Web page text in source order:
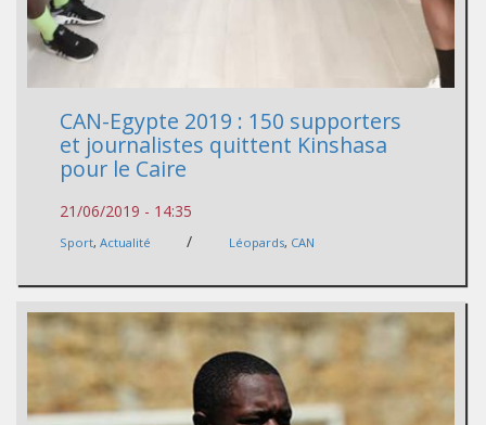
CAN-Egypte 2019 : 150 supporters
et journalistes quittent Kinshasa
pour le Caire
21/06/2019 - 14:35
Sport, Actualité / Léopards, CAN